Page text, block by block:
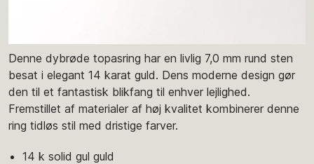
Denne dybrøde topasring har en livlig 7,0 mm rund sten
besat i elegant 14 karat guld. Dens moderne design gør
den til et fantastisk blikfang til enhver lejlighed.
Fremstillet af materialer af høj kvalitet kombinerer denne
ring tidløs stil med dristige farver.
14 k solid gul guld